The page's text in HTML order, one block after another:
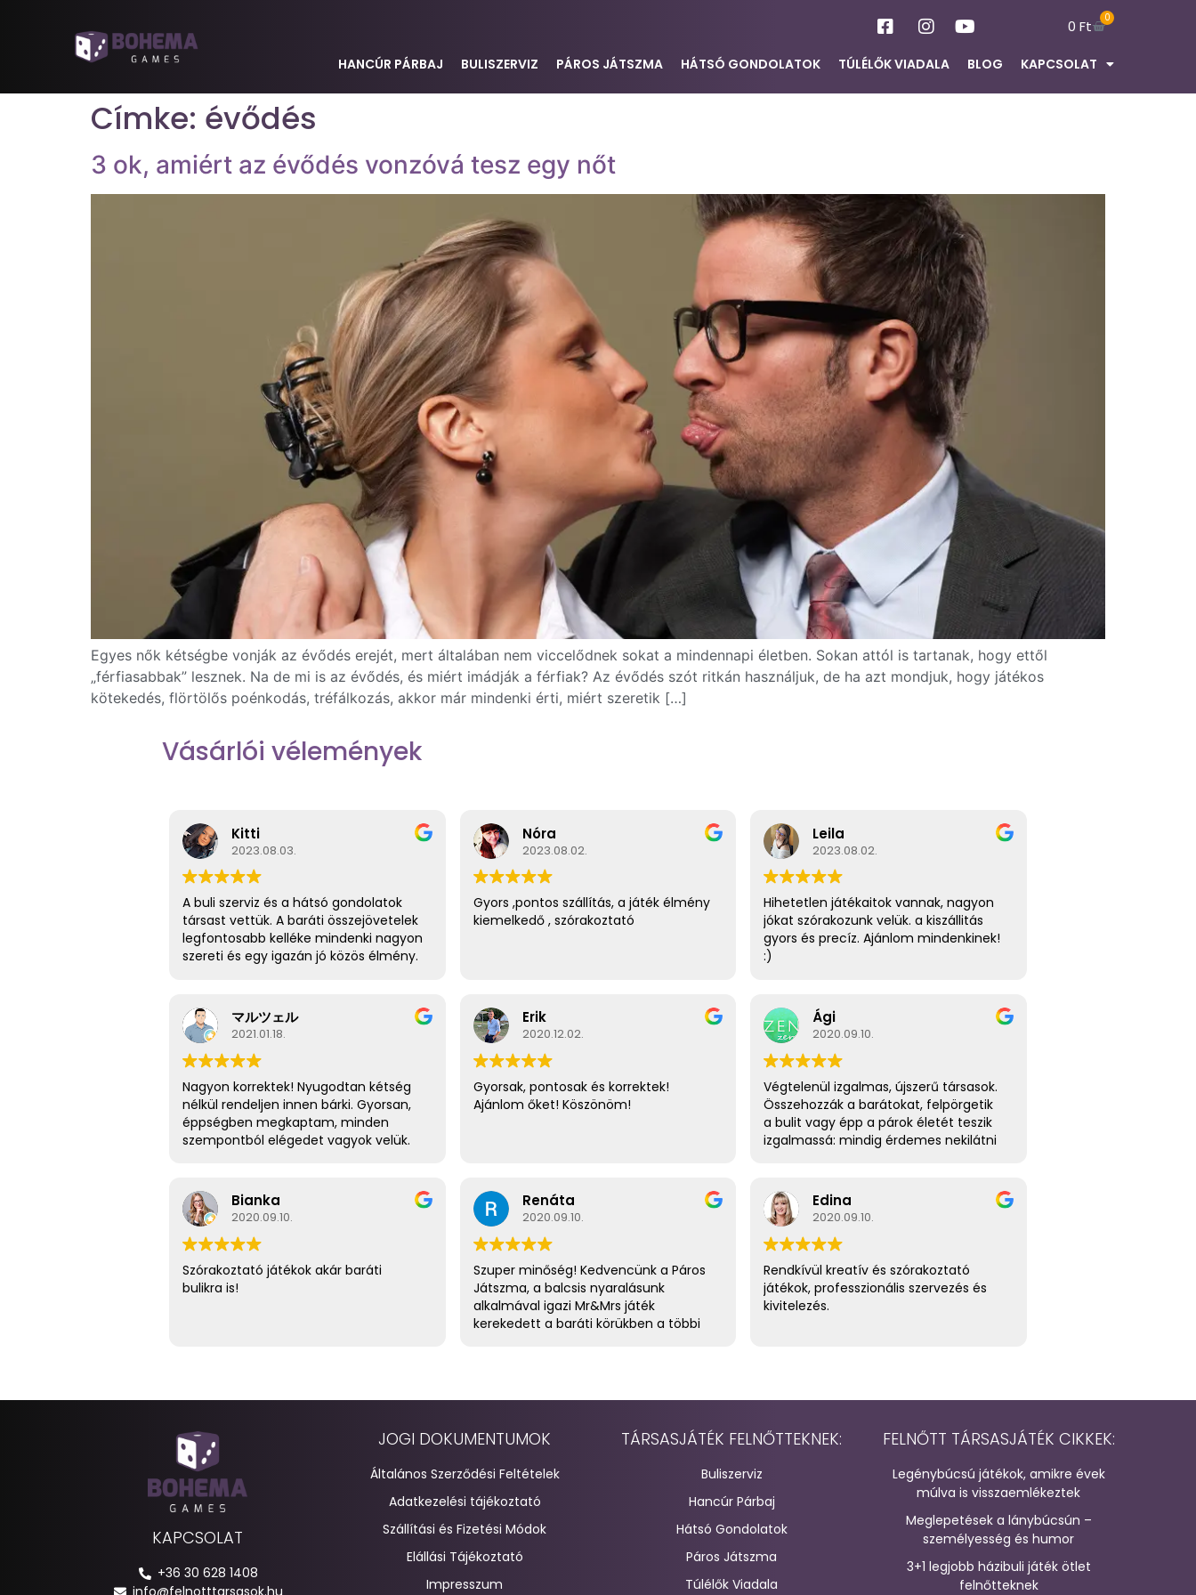
0Ft 0
HANCÚR PÁRBAJ BULISZERVIZ PÁROS JÁTSZMA HÁTSÓ GONDOLATOK TÚLÉLŐK VIADALA BLOG KAPCSOLAT
Címke: évődés
3 ok, amiért az évődés vonzóvá tesz egy nőt
Egyes nők kétségbe vonják az évődés erejét, mert általában nem viccelődnek sokat a mindennapi életben. Sokan attól is tartanak, hogy ettől
„férfiasabbak” lesznek. Na de mi is az évődés, és miért imádják a férfiak? Az évődés szót ritkán használjuk, de ha azt mondjuk, hogy játékos
kötekedés, flörtölős poénkodás, tréfálkozás, akkor már mindenki érti, miért szeretik […]
Vásárlói vélemények
Kitti
2023.08.03.
A buli szerviz és a hátsó gondolatok
társast vettük. A baráti összejövetelek
legfontosabb kelléke mindenki nagyon
szereti és egy igazán jó közös élmény.
Nóra
2023.08.02.
Gyors ,pontos szállítás, a játék élmény
kiemelkedő , szórakoztató
Leila
2023.08.02.
Hihetetlen játékaitok vannak, nagyon
jókat szórakozunk velük. a kiszállitás
gyors és precíz. Ajánlom mindenkinek!
:)
マルツェル
2021.01.18.
Nagyon korrektek! Nyugodtan kétség
nélkül rendeljen innen bárki. Gyorsan,
éppségben megkaptam, minden
szempontból elégedet vagyok velük.
Erik
2020.12.02.
Gyorsak, pontosak és korrektek!
Ajánlom őket! Köszönöm!
Ági
2020.09.10.
Végtelenül izgalmas, újszerű társasok.
Összehozzák a barátokat, felpörgetik
a bulit vagy épp a párok életét teszik
izgalmassá: mindig érdemes nekilátni
Bianka
2020.09.10.
Szórakoztató játékok akár baráti
bulikra is!
Renáta
2020.09.10.
Szuper minőség! Kedvencünk a Páros
Játszma, a balcsis nyaralásunk
alkalmával igazi Mr&Mrs játék
kerekedett a baráti körükben a többi
Edina
2020.09.10.
Rendkívül kreatív és szórakoztató
játékok, professzionális szervezés és
kivitelezés.
KAPCSOLAT
+36 30 628 1408
JOGI DOKUMENTUMOK
Általános Szerződési Feltételek
Adatkezelési tájékoztató
Szállítási és Fizetési Módok
Elállási Tájékoztató
Impresszum
TÁRSASJÁTÉK FELNŐTTEKNEK:
Buliszerviz
Hancúr Párbaj
Hátsó Gondolatok
Páros Játszma
Túlélők Viadala
FELNŐTT TÁRSASJÁTÉK CIKKEK:
Legénybúcsú játékok, amikre évek
múlva is visszaemlékeztek
Meglepetések a lánybúcsún –
személyesség és humor
3+1 legjobb házibuli játék ötlet
felnőtteknek